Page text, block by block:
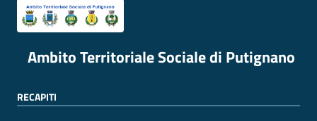
Ambito Territoriale Sociale di Putignano
RECAPITI